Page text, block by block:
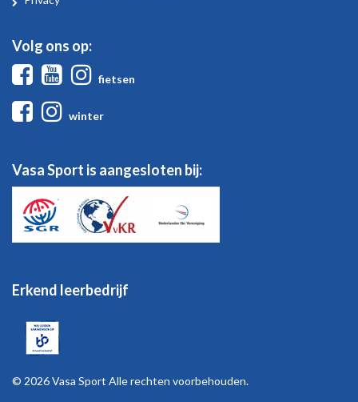
Volg ons op:
FacebookYoutube
fietsen
Facebook
winter
Vasa Sport is aangesloten bij:
Erkend leerbedrijf
© 2026 Vasa Sport Alle rechten voorbehouden.